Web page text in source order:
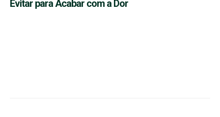
Evitar para Acabar com a Dor